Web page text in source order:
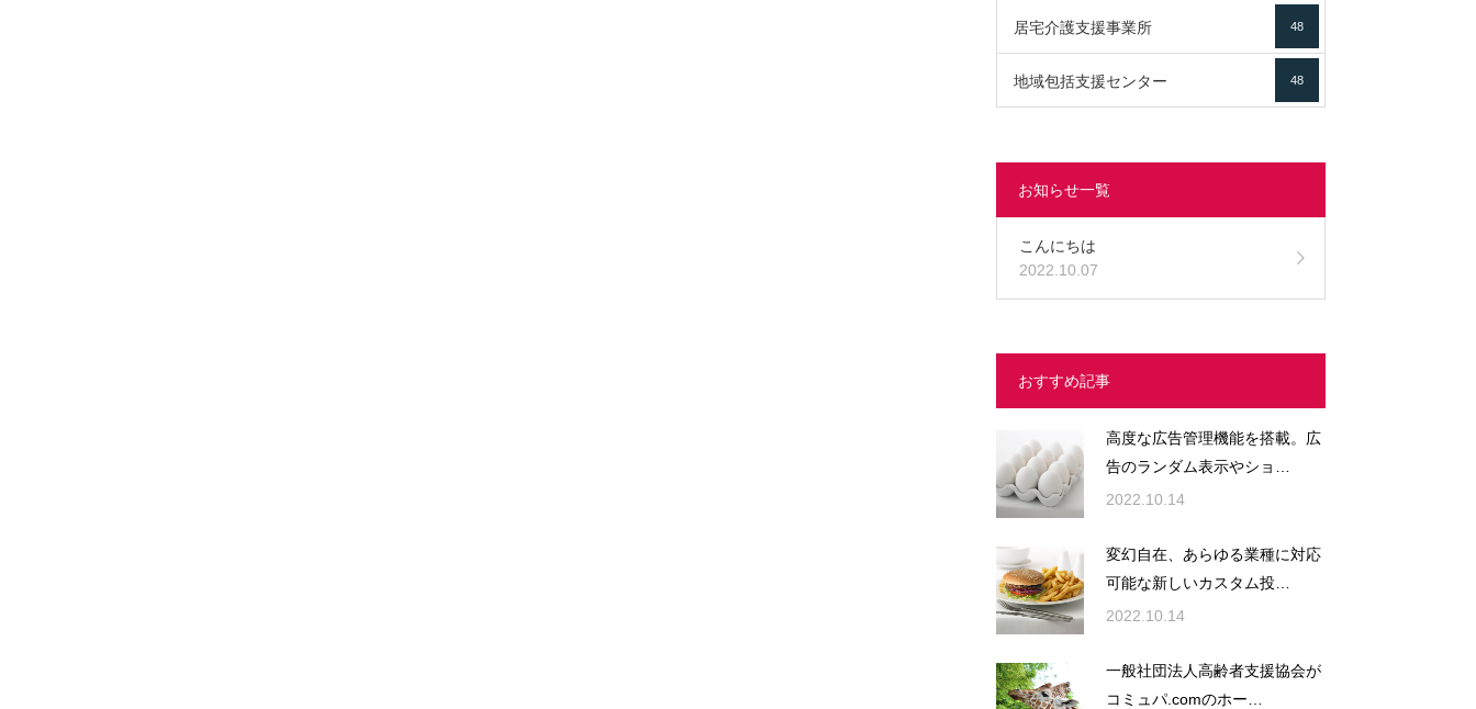
居宅介護支援事業所 48
地域包括支援センター 48
お知らせ一覧
こんにちは
2022.10.07
おすすめ記事
高度な広告管理機能を搭載。広
告のランダム表示やショ…
2022.10.14
変幻自在、あらゆる業種に対応
可能な新しいカスタム投…
2022.10.14
一般社団法人高齢者支援協会が
コミュパ.comのホー…